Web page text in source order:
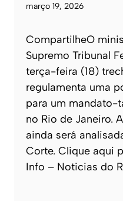
março 19, 2026
CompartilheO
Supremo Tribunal
terça-feira (18)
regulamenta uma
para um mandato-
no Rio de Janeiro.
ainda será
Corte. Clique aqui
Info – Noticias do